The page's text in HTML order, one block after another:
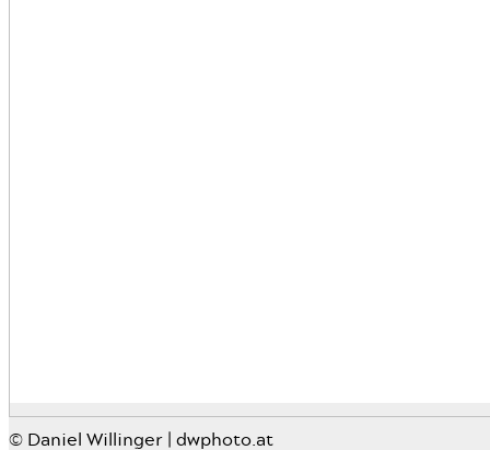
© Daniel Willinger | dwphoto.at